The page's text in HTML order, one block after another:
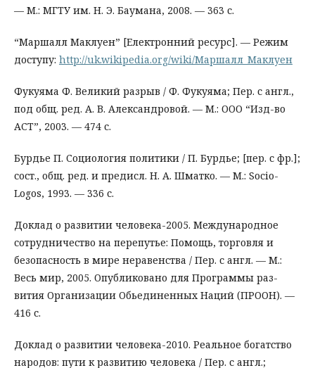
— М.: МГТУ им. Н. Э. Баумана, 2008. — 363 с.
“Маршалл Маклуен” [Електронний ресурс]. — Режим
доступу: http://uk.wikipedia.org/wiki/Маршалл_Маклуен
Фукуяма Ф. Великий разрыв / Ф. Фукуяма; Пер. с англ.,
под общ. ред. А. В. Александровой. — М.: ООО “Изд-во
АСТ”, 2003. — 474 с.
Бурдье П. Социология политики / П. Бурдье; [пер. с фр.];
сост., общ. ред. и предисл. Н. А. Шматко. — М.: Sосіо-
Lоgоs, 1993. — 336 с.
Доклад о развитии человека-2005. Международное
сотрудничество на перепутье: Помощь, торговля и
безопасность в мире неравенства / Пер. с англ. — М.:
Весь мир, 2005. Опубликовано для Программы раз-
вития Организации Обьединенных Наций (ПРООН). —
416 с.
Доклад о развитии человека-2010. Реальное богатство
народов: пути к развитию человека / Пер. с англ.;